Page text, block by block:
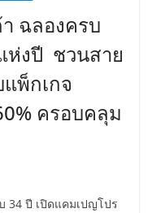
ฉลองครบ
ห่งปี ชวนสาย
พ็กเกจ
ครอบคลุม
34 ปี เปิดแคมเปญโปร